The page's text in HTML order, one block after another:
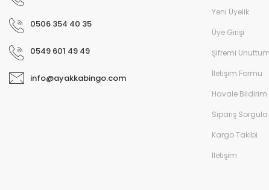
Filet Içi Kürklü Kışlık Bot - Lacivert/Su Mavisi
0506 354 40 35
0549 601 49 49
info@ayakkabingo.com
Yeni Üyelik
Üye Girişi
Şifremi Unuttum
İletişim Formu
Havale Bildirim
Sipariş Sorgula
Kargo Takibi
İletişim